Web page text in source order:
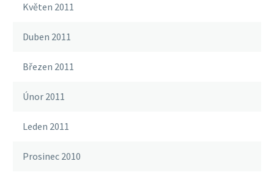
Květen 2011
Duben 2011
Březen 2011
Únor 2011
Leden 2011
Prosinec 2010